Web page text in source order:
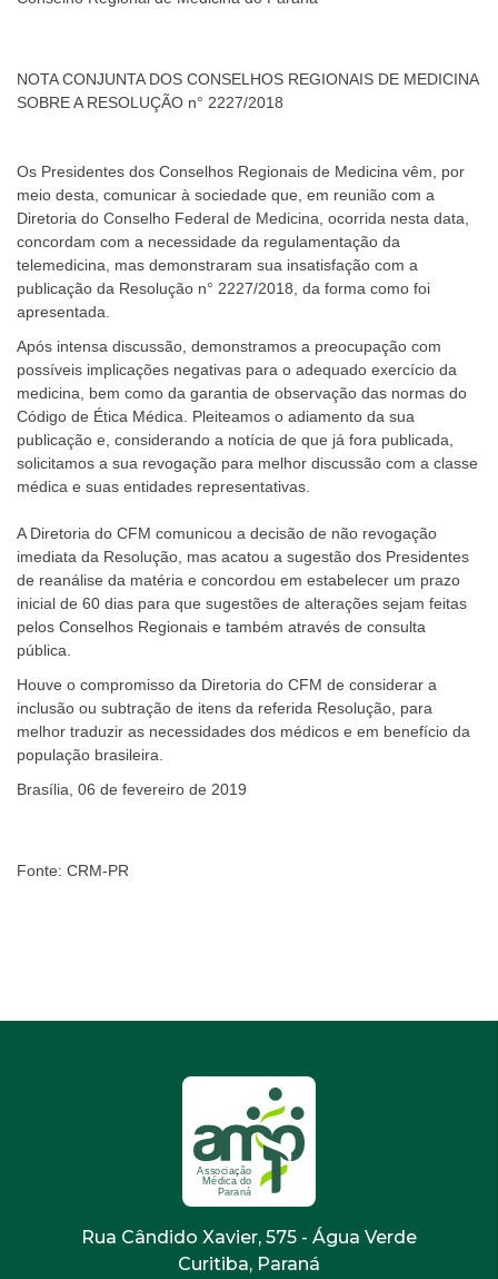
NOTA CONJUNTA DOS CONSELHOS REGIONAIS DE MEDICINA
SOBRE A RESOLUÇÃO n° 2227/2018
Os Presidentes dos Conselhos Regionais de Medicina vêm, por
meio desta, comunicar à sociedade que, em reunião com a
Diretoria do Conselho Federal de Medicina, ocorrida nesta data,
concordam com a necessidade da regulamentação da
telemedicina, mas demonstraram sua insatisfação com a
publicação da Resolução n° 2227/2018, da forma como foi
apresentada.
Após intensa discussão, demonstramos a preocupação com
possíveis implicações negativas para o adequado exercício da
medicina, bem como da garantia de observação das normas do
Código de Ética Médica. Pleiteamos o adiamento da sua
publicação e, considerando a notícia de que já fora publicada,
solicitamos a sua revogação para melhor discussão com a classe
médica e suas entidades representativas.
A Diretoria do CFM comunicou a decisão de não revogação
imediata da Resolução, mas acatou a sugestão dos Presidentes
de reanálise da matéria e concordou em estabelecer um prazo
inicial de 60 dias para que sugestões de alterações sejam feitas
pelos Conselhos Regionais e também através de consulta
pública.
Houve o compromisso da Diretoria do CFM de considerar a
inclusão ou subtração de itens da referida Resolução, para
melhor traduzir as necessidades dos médicos e em benefício da
população brasileira.
Brasília, 06 de fevereiro de 2019
Fonte: CRM-PR
Rua Cândido Xavier, 575 - Água Verde
Curitiba, Paraná